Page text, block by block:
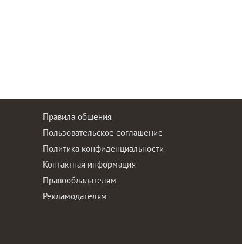
Правила общения
Пользовательское соглашение
Политика конфиденциальности
Контактная информация
Правообладателям
Рекламодателям